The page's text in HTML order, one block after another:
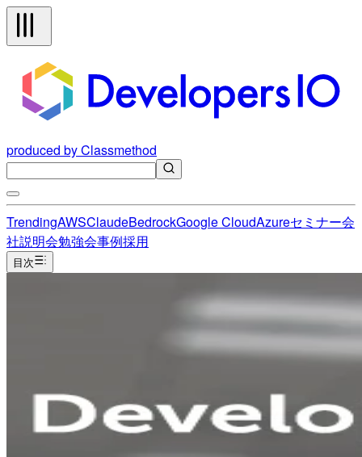
produced by Classmethod
TrendingAWSClaudeBedrockGoogle CloudAzureセミナー会
社説明会勉強会事例採用
目次